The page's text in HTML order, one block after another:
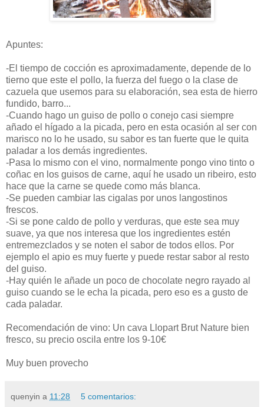
Apuntes:
-El tiempo de cocción es aproximadamente, depende de lo
tierno que este el pollo, la fuerza del fuego o la clase de
cazuela que usemos para su elaboración, sea esta de hierro
fundido, barro...
-Cuando hago un guiso de pollo o conejo casi siempre
añado el hígado a la picada, pero en esta ocasión al ser con
marisco no lo he usado, su sabor es tan fuerte que le quita
paladar a los demás ingredientes.
-Pasa lo mismo con el vino, normalmente pongo vino tinto o
coñac en los guisos de carne, aquí he usado un ribeiro, esto
hace que la carne se quede como más blanca.
-Se pueden cambiar las cigalas por unos langostinos
frescos.
-Si se pone caldo de pollo y verduras, que este sea muy
suave, ya que nos interesa que los ingredientes estén
entremezclados y se noten el sabor de todos ellos. Por
ejemplo el apio es muy fuerte y puede restar sabor al resto
del guiso.
-Hay quién le añade un poco de chocolate negro rayado al
guiso cuando se le echa la picada, pero eso es a gusto de
cada paladar.
Recomendación de vino: Un cava Llopart Brut Nature bien
fresco, su precio oscila entre los 9-10€
Muy buen provecho
quenyin a 11:28 5 comentarios: